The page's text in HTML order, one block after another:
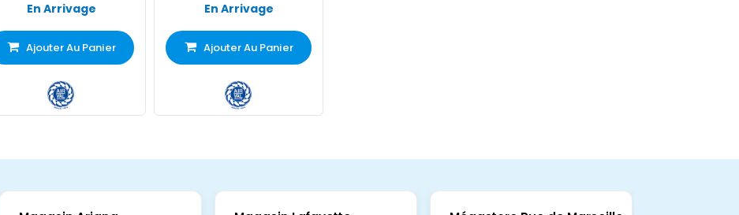
En Arrivage
Ajouter Au Panier
En Arrivage
Ajouter Au Panier